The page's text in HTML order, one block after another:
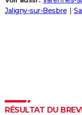
Destinations
City break
Voyage nature
Voyage de noces
Forum
Climat
+
PHOTO
Dictionnaire
Biographies
Citations
Expressions
Proverbes
PROGRAMME TV
Jaligny-sur-Besbre
RÉSULTAT DU